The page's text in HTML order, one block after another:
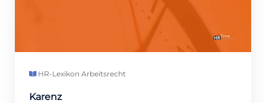
HR-Lexikon·Arbeitsrecht
Karenz